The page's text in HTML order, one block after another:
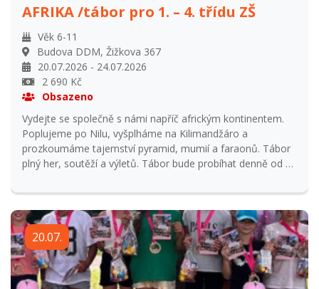
AFRIKA /tábor pro 1. – 4. třídu ZŠ
Věk 6-11
Budova DDM, Žižkova 367
20.07.2026 - 24.07.2026
2 690 Kč
Obsazeno
Vydejte se společně s námi napříč africkým kontinentem.
Poplujeme po Nilu, vyšplháme na Kilimandžáro a
prozkoumáme tajemství pyramid, mumií a faraonů. Tábor
plný her, soutěží a výletů. Tábor bude probíhat denně od 8
od 1.1.2026 do 31.5.2026 Přihlášení po uzavření
přihlašování navýšení ceny o 15% z ceny tábora a
odsouhlasení s vedoucím tábora Storno podmínky: Vratka
95% při odhlášení do 31. května. Vratka 50% při odhlášení
od 31. května do začátku tábora. Vratka 0% při odhlášení
na začátku tábora.
20.07.